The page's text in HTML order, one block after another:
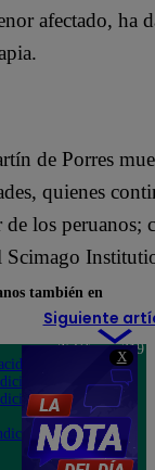
X
afectado, ha
de Porres
quienes
los
Siguiente
también en
Teléfono: 219
Av. San
Felipe 968
Jesús María